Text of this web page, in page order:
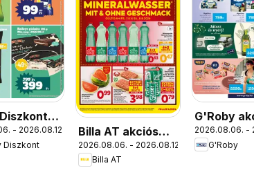
- 2026.08.12.
Diszkont
Billa AT akciós
újság
2026.08.06. - 2026.08.12.
Billa AT
G'Roby
újság
2026.08.06. -
G'Roby